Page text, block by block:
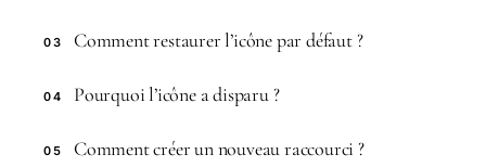
03 Comment restaurer l’icône par défaut ?
04 Pourquoi l’icône a disparu ?
05 Comment créer un nouveau raccourci ?